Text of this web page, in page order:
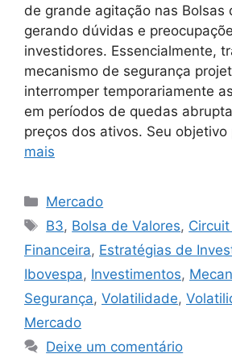
de grande agitação nas Bolsas
gerando dúvidas e
investidores. Essencialmente,
mecanismo de segurança
interromper temporariamente
em períodos de quedas
preços dos ativos. Seu
mais
Categorias
Mercado
Tags
B3, Bolsa de Valores,
Financeira, Estratégias de
Ibovespa, Investimentos,
Segurança, Volatilidade,
Mercado
Deixe um comentário